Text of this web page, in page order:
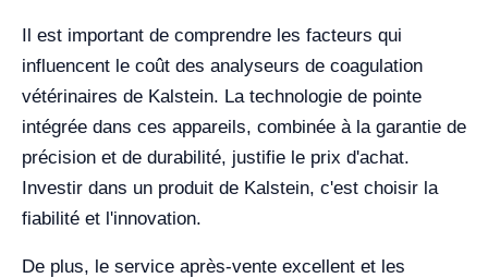
Il est important de comprendre les facteurs qui
influencent le coût des analyseurs de coagulation
vétérinaires de Kalstein. La technologie de pointe
intégrée dans ces appareils, combinée à la garantie de
précision et de durabilité, justifie le prix d'achat.
Investir dans un produit de Kalstein, c'est choisir la
fiabilité et l'innovation.
De plus, le service après-vente excellent et les